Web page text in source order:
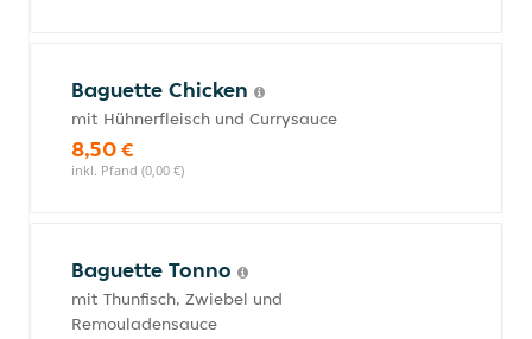
Baguette Chicken
mit Hühnerfleisch und Currysauce
8,50 €
inkl. Pfand (0,00 €)
Baguette Tonno
mit Thunfisch, Zwiebel und
Remouladensauce